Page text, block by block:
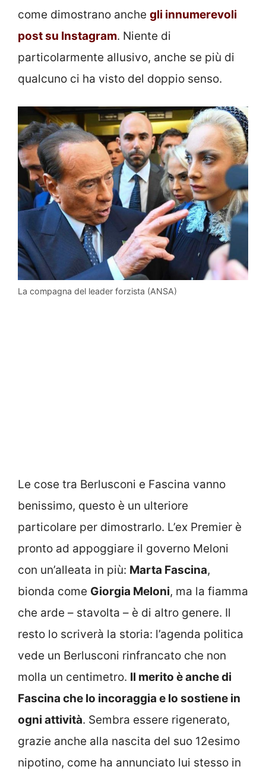
come dimostrano anche gli innumerevoli
post su Instagram. Niente di
particolarmente allusivo, anche se più di
qualcuno ci ha visto del doppio senso.
La compagna del leader forzista (ANSA)
Le cose tra Berlusconi e Fascina vanno
benissimo, questo è un ulteriore
particolare per dimostrarlo. L’ex Premier è
pronto ad appoggiare il governo Meloni
con un’alleata in più: Marta Fascina,
bionda come Giorgia Meloni, ma la fiamma
che arde – stavolta – è di altro genere. Il
resto lo scriverà la storia: l’agenda politica
vede un Berlusconi rinfrancato che non
molla un centimetro. Il merito è anche di
Fascina che lo incoraggia e lo sostiene in
ogni attività. Sembra essere rigenerato,
grazie anche alla nascita del suo 12esimo
nipotino, come ha annunciato lui stesso in